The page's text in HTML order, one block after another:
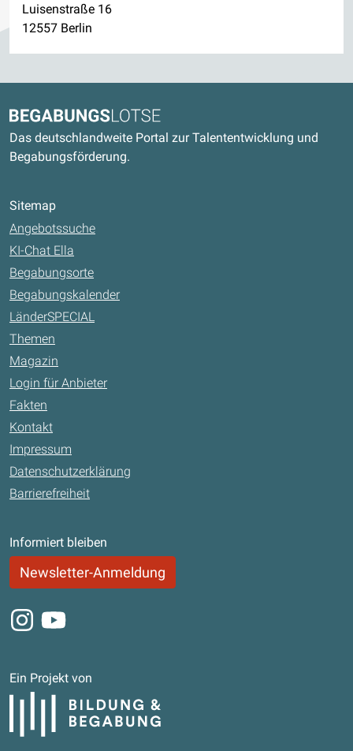
Luisenstraße 16
12557 Berlin
Begabungslotse
Das deutschlandweite Portal zur Talententwicklung und
Begabungsförderung.
Sitemap
Angebotssuche
KI-Chat Ella
Begabungsorte
Begabungskalender
LänderSPECIAL
Themen
Magazin
Login für Anbieter
Fakten
Kontakt
Impressum
Datenschutzerklärung
Barrierefreiheit
Informiert bleiben
Newsletter-Anmeldung
Instagram
Youtube
Ein Projekt von
Bildung und Begabung